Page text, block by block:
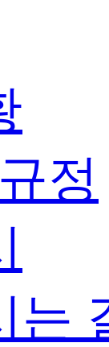
정
는